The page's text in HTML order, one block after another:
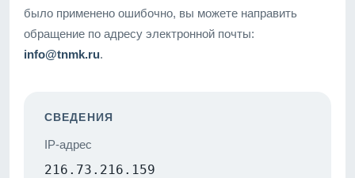
было применено ошибочно, вы можете направить
обращение по адресу электронной почты:
info@tnmk.ru.
СВЕДЕНИЯ
IP-адрес
216.73.216.159